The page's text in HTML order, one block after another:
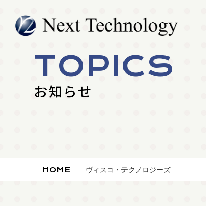
TOPICS
お知らせ
HOME ヴィスコ・テクノロジーズ